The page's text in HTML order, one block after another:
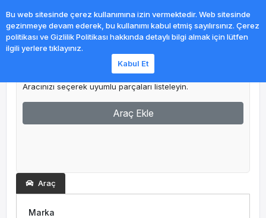
Aracınızı seçerek uyumlu parçaları listeleyin.
Araç Ekle
Araç
Marka
Bu web sitesinde çerez kullanımına izin vermektedir. Web sitesinde
gezinmeye devam ederek, bu kullanımı kabul etmiş sayılırsınız. Çerez
politikası ve Gizlilik Politikası hakkında detaylı bilgi almak için lütfen
ilgili yerlere tıklayınız.
Kabul Et